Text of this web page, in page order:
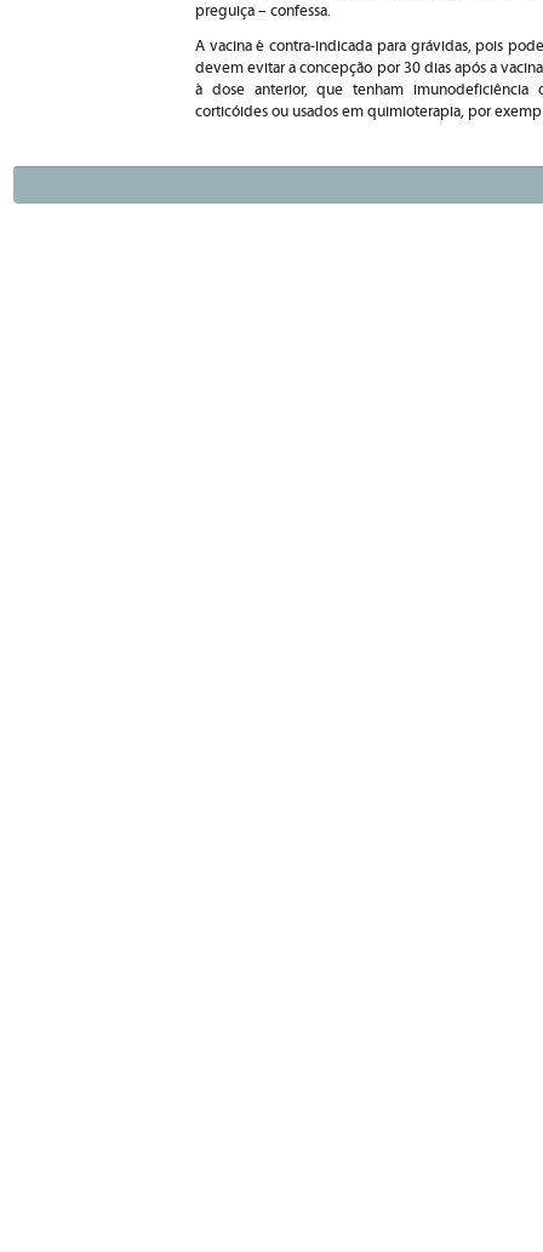
preguiça – confessa.
A vacina é contra-indicada para grávidas, pois
devem evitar a concepção por 30 dias após a
à dose anterior, que tenham imunodeficiência
corticóides ou usados em quimioterapia, por